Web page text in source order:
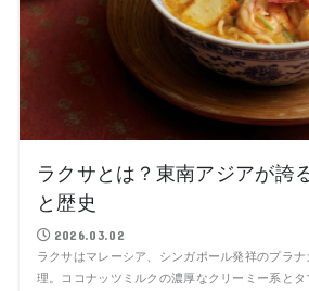
ラクサとは？東南アジアが誇
と歴史
2026.03.02
ラクサはマレーシア、シンガポール発祥のプラ
理。ココナッツミルクの濃厚なクリーミー系と